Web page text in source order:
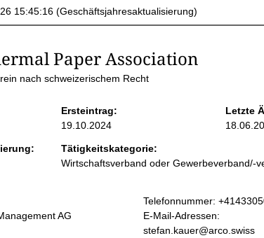
Paper Association
nach schweizerischem Recht
Ersteintrag:
19.10.2024
Letzte
Tätigkeitskategorie:
Wirtschaftsverband oder Gewerbeverband/-
AG
K
o
n
Telefonnummer:
E-Mail-Adressen:
stefan.kauer@arco.swiss